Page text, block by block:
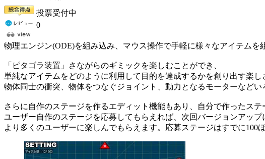
投票受付中
0
物理エンジン(ODE)を組み込み、マウス操作で手軽に様々なアイテムを
「ピタゴラ装置」さながらのギミックを楽しむことができ、
単純なアイテムをどのように利用して目的を達成するかを創り出す楽し
物体同士の衝突、物体をつなぐジョイント、動力となるモーターなど
さらに自作のステージを作るエディット機能もあり、自分で作ったス
ユーザー自作のステージを応募してもらえれば、次回バージョンアップ
より多くのユーザーに楽しんでもらえます。応募ステージはすでに100